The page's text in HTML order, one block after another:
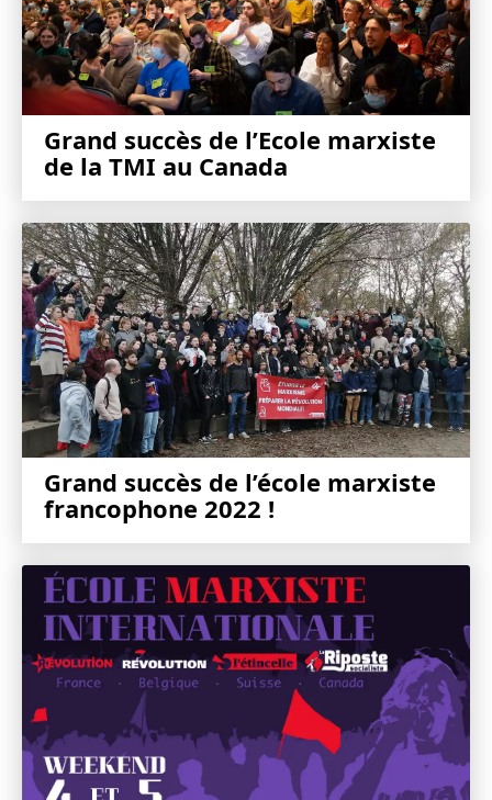
Grand succès de l’Ecole marxiste
de la TMI au Canada
Grand succès de l’école marxiste
francophone 2022 !